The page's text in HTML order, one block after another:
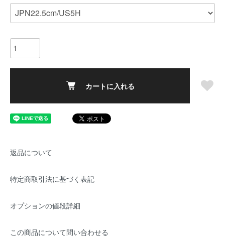
カートに入れる
返品について
特定商取引法に基づく表記
オプションの値段詳細
この商品について問い合わせる